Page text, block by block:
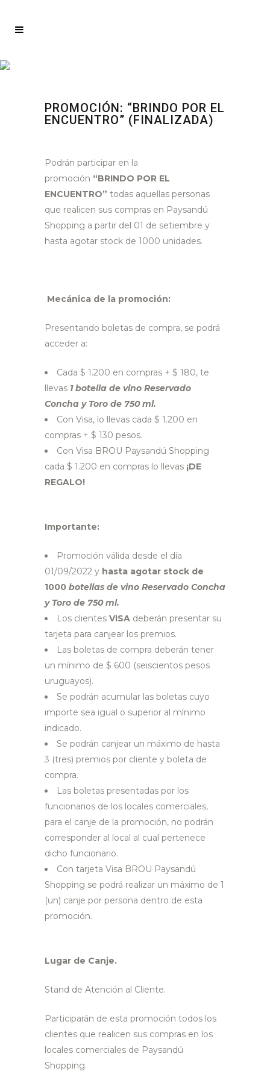
PROMOCIÓN: “BRINDO POR EL
ENCUENTRO” (FINALIZADA)
Podrán participar en la
promoción “BRINDO POR EL
ENCUENTRO” todas aquellas personas
que realicen sus compras en Paysandú
Shopping a partir del 01 de setiembre y
hasta agotar stock de 1000 unidades.
Mecánica de la promoción:
Presentando boletas de compra, se podrá
acceder a:
Cada $ 1.200 en compras + $ 180, te
llevas 1 botella de vino Reservado
Concha y Toro de 750 ml.
Con Visa, lo llevas cada $ 1.200 en
compras + $ 130 pesos.
Con Visa BROU Paysandú Shopping
cada $ 1.200 en compras lo llevas ¡DE
REGALO!
Importante:
Promoción válida desde el día
01/09/2022 y hasta agotar stock de
1000 botellas de vino Reservado Concha
y Toro de 750 ml.
Los clientes VISA deberán presentar su
tarjeta para canjear los premios.
Las boletas de compra deberán tener
un mínimo de $ 600 (seiscientos pesos
uruguayos).
Se podrán acumular las boletas cuyo
importe sea igual o superior al mínimo
indicado.
Se podrán canjear un máximo de hasta
3 (tres) premios por cliente y boleta de
compra.
Las boletas presentadas por los
funcionarios de los locales comerciales,
para el canje de la promoción, no podrán
corresponder al local al cual pertenece
dicho funcionario.
Con tarjeta Visa BROU Paysandú
Shopping se podrá realizar un máximo de 1
(un) canje por persona dentro de esta
promoción.
Lugar de Canje.
Stand de Atención al Cliente.
Participarán de esta promoción todos los
clientes que realicen sus compras en los
locales comerciales de Paysandú
Shopping.